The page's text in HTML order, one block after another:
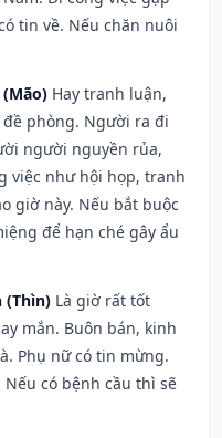
tin về. Nếu chăn nuôi
Hay tranh luận,
phòng. Người ra đi
người nguyền rủa,
việc như hội họp, tranh
giờ này. Nếu bắt buộc
để hạn ché gây ẩu
(Thìn) Là giờ rất tốt
mắn. Buôn bán, kinh
Phụ nữ có tin mừng.
có bệnh cầu thì sẽ